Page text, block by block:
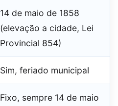
14 de maio de 1858
(elevação a cidade, Lei
Provincial 854)
Sim, feriado municipal
Fixo, sempre 14 de maio